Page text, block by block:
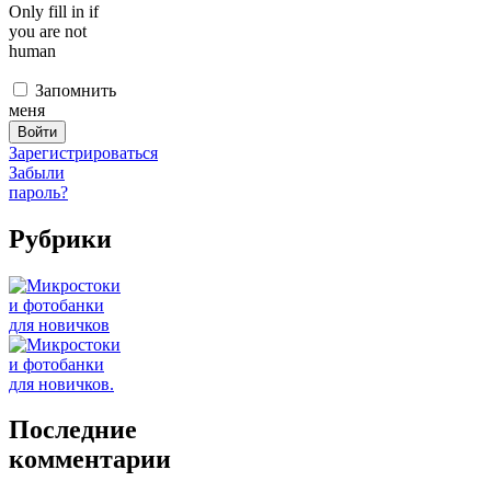
Only fill in if
you are not
human
Запомнить
меня
Зарегистрироваться
Забыли
пароль?
Рубрики
Последние
комментарии